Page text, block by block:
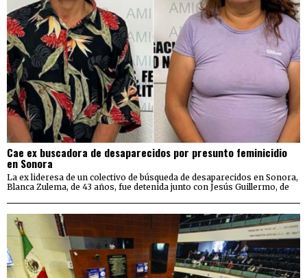
Cae ex buscadora de desaparecidos por presunto feminicidio
en Sonora
La ex lideresa de un colectivo de búsqueda de desaparecidos en Sonora,
Blanca Zulema, de 43 años, fue detenida junto con Jesús Guillermo, de